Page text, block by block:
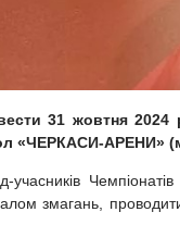
31 жовтня
«ЧЕРКАСИ-АРЕНИ»
учасників
змагань,